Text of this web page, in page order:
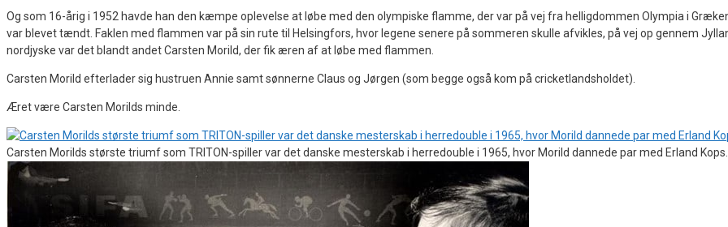
Og som 16-årig i 1952 havde han den kæmpe oplevelse at løbe med den olympiske flamme, der var på vej fra helligdommen Olympia i
var blevet tændt. Faklen med flammen var på sin rute til Helsingfors, hvor legene senere på sommeren skulle afvikles, på vej op gennem
nordjyske var det blandt andet Carsten Morild, der fik æren af at løbe med flammen.
Carsten Morild efterlader sig hustruen Annie samt sønnerne Claus og Jørgen (som begge også kom på cricketlandsholdet).
Æret være Carsten Morilds minde.
Carsten Morilds største triumf som TRITON-spiller var det danske mesterskab i herredouble i 1965, hvor Morild dannede par med Erland Kops.